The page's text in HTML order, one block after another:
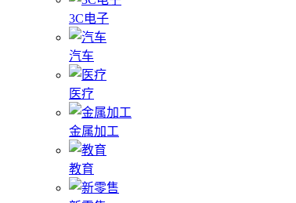
3C电子
汽车
医疗
金属加工
教育